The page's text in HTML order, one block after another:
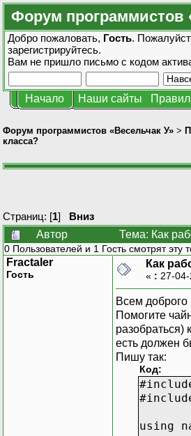
Форум программистов
Добро пожаловать, Гость.
зарегистрируйтесь.
Вам не пришло письмо с кодом
Начало Наши сайты
Форум программистов «Весельчак У» >
класса?
Страниц: [1] Вниз
Автор
Тема: Как
0 Пользователей и 1 Гость смотрят эту
Fractaler
Гость
Как
« : 27-
Всем доброго
Помогите
разобраться)
есть должен
Пишу так:
Код:
using